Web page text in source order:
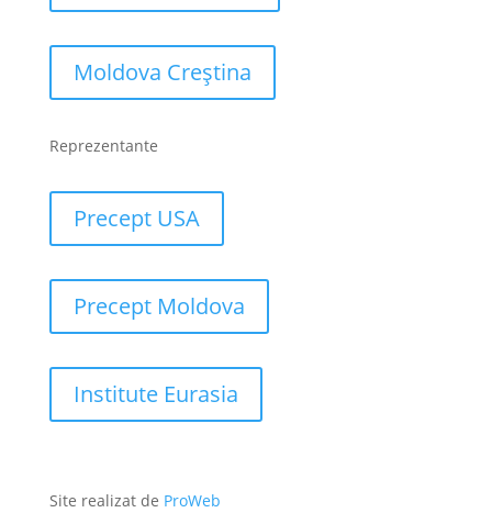
Moldova Creștina
Reprezentante
Precept USA
Precept Moldova
Institute Eurasia
Site realizat de ProWeb